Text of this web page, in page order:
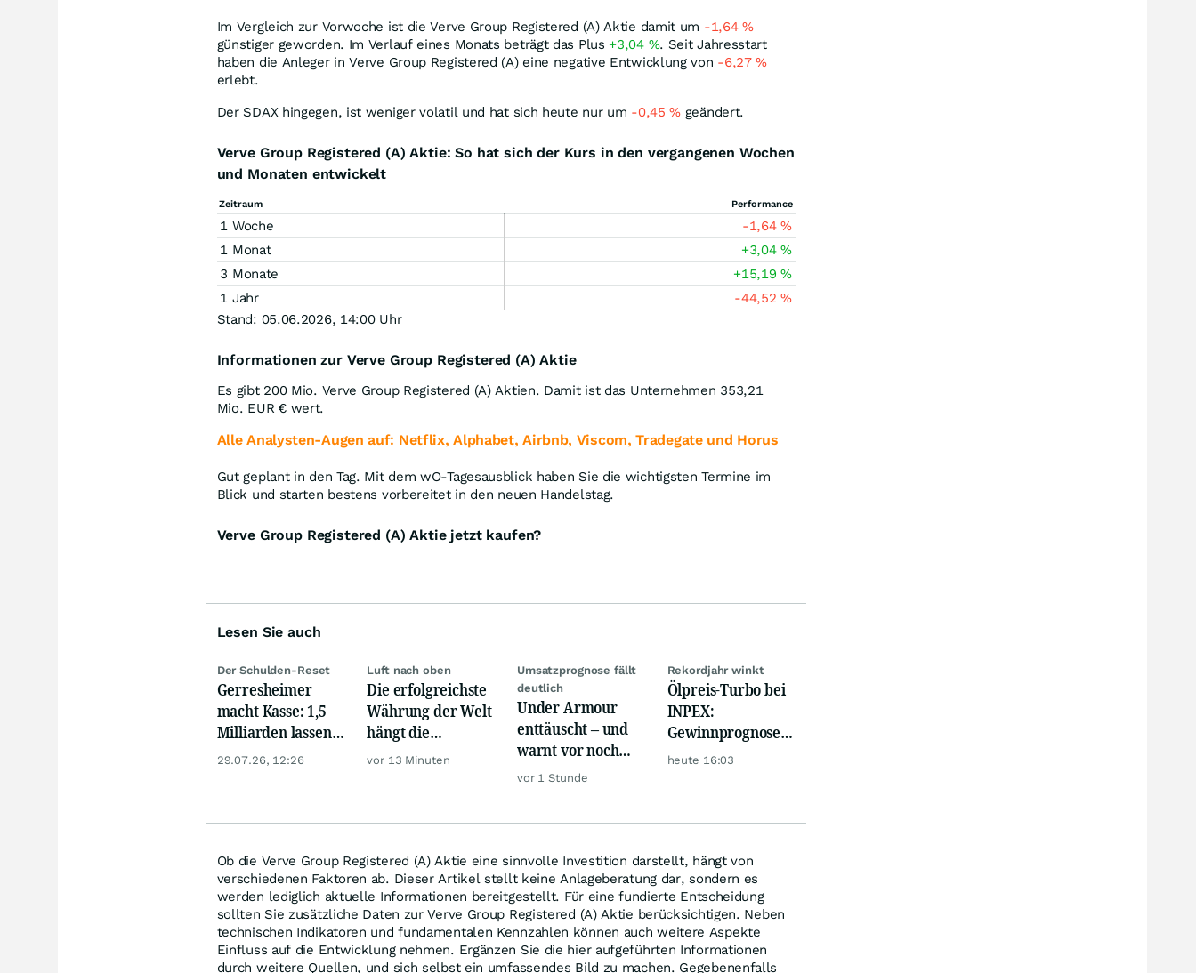
Im Vergleich zur Vorwoche ist die Verve Group Registered (A) Aktie damit um -1,64%
günstiger geworden. Im Verlauf eines Monats beträgt das Plus +3,04 %. Seit Jahresstart
haben die Anleger in Verve Group Registered (A) eine negative Entwicklung von -6,27%
erlebt.
Der SDAX hingegen, ist weniger volatil und hat sich heute nur um -0,45% geändert.
Verve Group Registered (A) Aktie: So hat sich der Kurs in den vergangenen Wochen
und Monaten entwickelt
Zeitraum Performance
1 Woche -1,64%
1 Monat
+3,04%
3 Monate
+15,19%
1 Jahr
-44,52%
Stand: 05.06.2026, 14:00 Uhr
Informationen zur Verve Group Registered (A) Aktie
Es gibt 200 Mio. Verve Group Registered (A) Aktien. Damit ist das Unternehmen 353,21
Mio. EUR € wert.
Alle Analysten-Augen auf: Netflix, Alphabet, Airbnb, Viscom, Tradegate und Horus
Gut geplant in den Tag. Mit dem wO-Tagesausblick haben Sie die wichtigsten Termine im
Blick und starten bestens vorbereitet in den neuen Handelstag.
Verve Group Registered (A) Aktie jetzt kaufen?
Lesen Sie auch
Der Schulden-Reset
Gerresheimer
macht Kasse: 1,5
Milliarden lassen
die Aktie
29.07.26, 12:26
Luft nach oben
Die erfolgreichste
Währung der Welt
hängt die
Konkurrenz ab
vor 13 Minuten
Umsatzprognose fällt
deutlich
Under Armour
enttäuscht – und
warnt vor noch
schwächeren
vor 1 Stunde
Rekordjahr winkt
Ölpreis-Turbo bei
INPEX:
Gewinnprognose
schießt auf
heute 16:03
Ob die Verve Group Registered (A) Aktie eine sinnvolle Investition darstellt, hängt von
verschiedenen Faktoren ab. Dieser Artikel stellt keine Anlageberatung dar, sondern es
werden lediglich aktuelle Informationen bereitgestellt. Für eine fundierte Entscheidung
sollten Sie zusätzliche Daten zur Verve Group Registered (A) Aktie berücksichtigen. Neben
technischen Indikatoren und fundamentalen Kennzahlen können auch weitere Aspekte
Einfluss auf die Entwicklung nehmen. Ergänzen Sie die hier aufgeführten Informationen
durch weitere Quellen, und sich selbst ein umfassendes Bild zu machen. Gegebenenfalls